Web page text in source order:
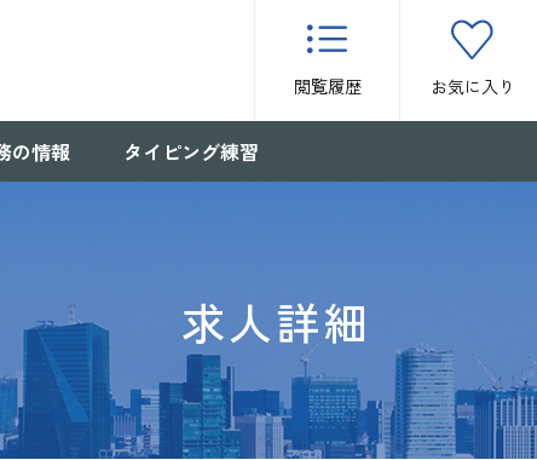
閲覧履歴 お気に入り
の情報 タイピング練習
求人詳細